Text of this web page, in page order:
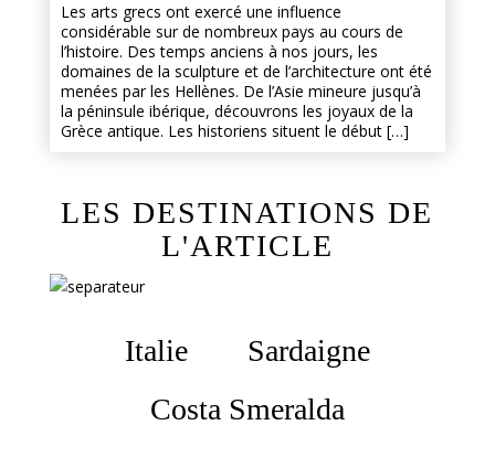
Les arts grecs ont exercé une influence
considérable sur de nombreux pays au cours de
l’histoire. Des temps anciens à nos jours, les
domaines de la sculpture et de l’architecture ont été
menées par les Hellènes. De l’Asie mineure jusqu’à
la péninsule ibérique, découvrons les joyaux de la
Grèce antique. Les historiens situent le début […]
LES DESTINATIONS DE
L'ARTICLE
Italie
Sardaigne
Costa Smeralda